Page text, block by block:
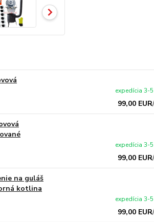
99,00 EUR
expedícia 3-
99,00 EUR
expedícia 3-
na guláš
kotlina
99,00 EUR
expedícia 3-